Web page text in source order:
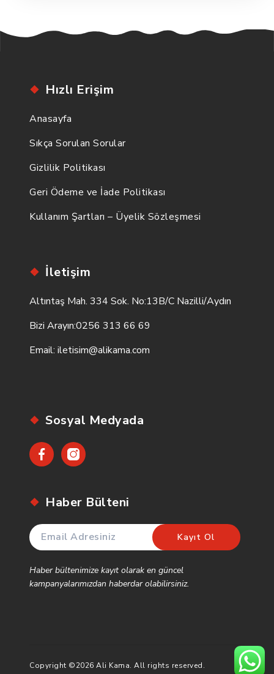
Hızlı Erişim
Anasayfa
Sıkça Sorulan Sorular
Gizlilik Politikası
Geri Ödeme ve İade Politikası
Kullanım Şartları – Üyelik Sözleşmesi
İletişim
Altıntaş Mah. 334 Sok. No:13B/C Nazilli/Aydın
Bizi Arayın:0256 313 66 69
Email: iletisim@alikama.com
Sosyal Medyada
FacebookInstagram
Haber Bülteni
Haber bültenimize kayıt olarak en güncel
kampanyalarımızdan haberdar olabilirsiniz.
Copyright ©2026 Ali Kama. All rights reserved.